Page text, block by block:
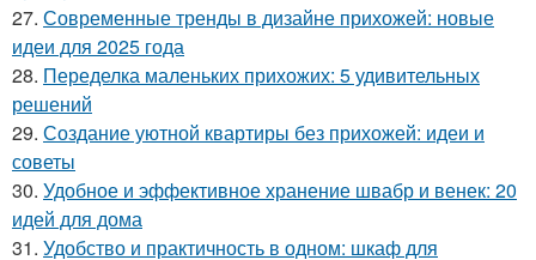
27. Современные тренды в дизайне прихожей: новые
идеи для 2025 года
28. Переделка маленьких прихожих: 5 удивительных
решений
29. Создание уютной квартиры без прихожей: идеи и
советы
30. Удобное и эффективное хранение швабр и венек: 20
идей для дома
31. Удобство и практичность в одном: шкаф для